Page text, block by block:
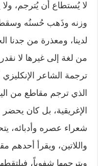
لا يُستطاع أن يُترجم،
وزنه وذَهب حُسنُه
لدينا، ومعذرة من جدنا
من لغة إلى غيرها لا
الذي ترجم مقاطع من
الإغريقية، بل كان
شعراء عصره وأدبائه،
واللاتين، ويقرأ أحدهم
ويترجمها شفوياً،